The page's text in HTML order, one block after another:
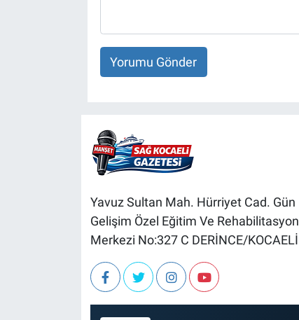
Yorumu Gönder
Yavuz Sultan Mah. Hürriyet Cad. Gün
Gelişim Özel Eğitim Ve Rehabilitasyon
Merkezi No:327 C DERİNCE/KOCAELİ